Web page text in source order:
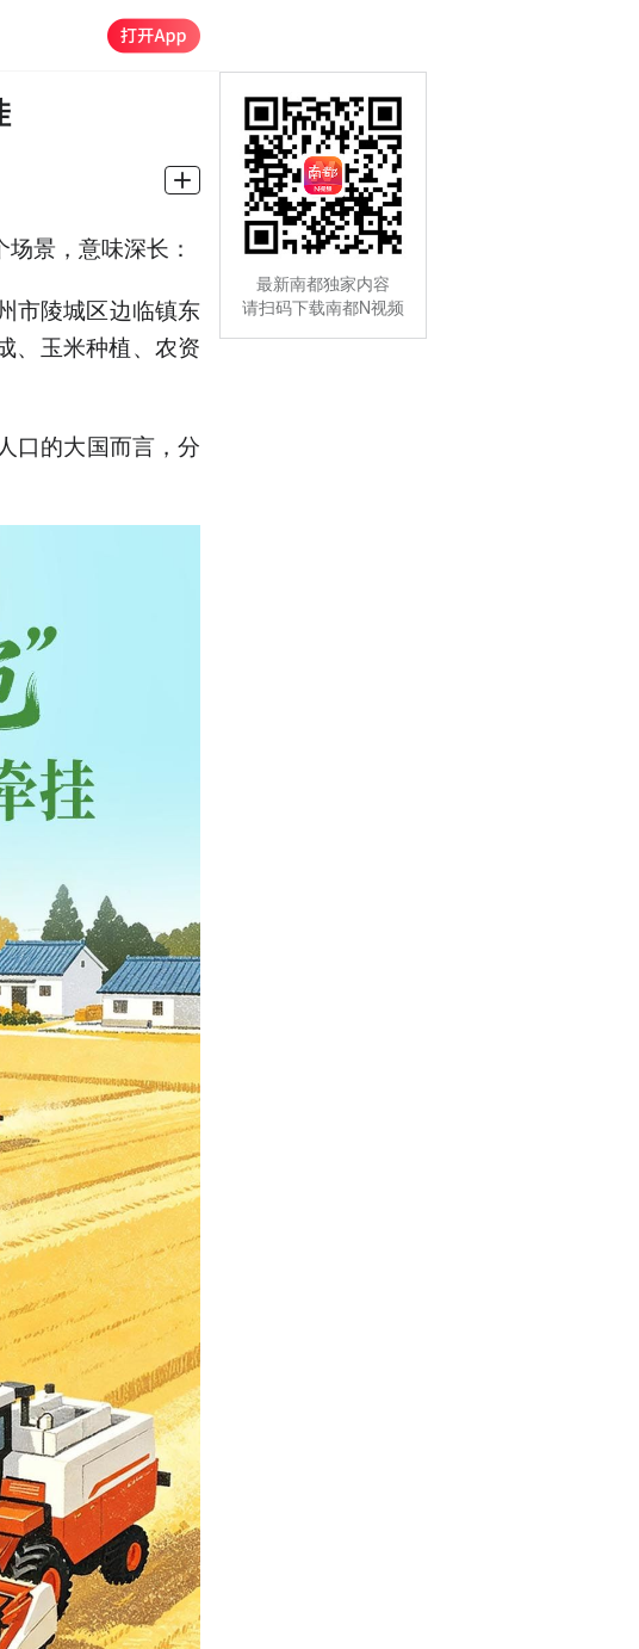
景，意味深长：
市陵城区边临镇东
、玉米种植、农资
口的大国而言，分
最新南都独家内容
请扫码下载南都N视频